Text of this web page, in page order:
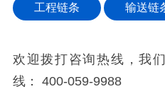
工程链条 输送链
欢迎拨打咨询热线，我
线： 400-059-9988